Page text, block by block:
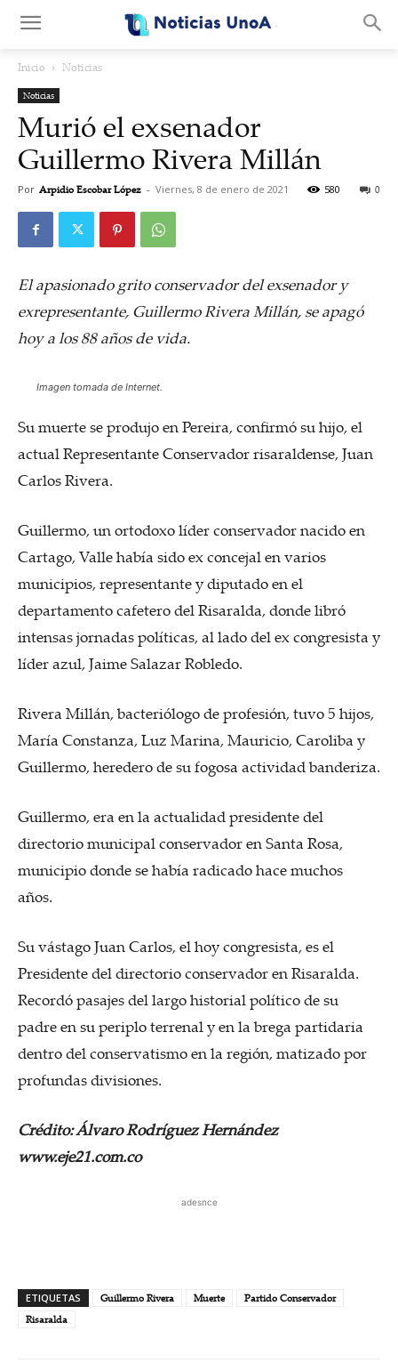
Inicio Noticias
Noticias
Murió el exsenador
Guillermo Rivera Millán
Por Arpidio Escobar López - Viernes, 8 de enero de 2021 0
580
El apasionado grito conservador del exsenador y
exrepresentante, Guillermo Rivera Millán, se apagó
hoy a los 88 años de vida.
Imagen tomada de Internet.
Su muerte se produjo en Pereira, confirmó su hijo, el
actual Representante Conservador risaraldense, Juan
Carlos Rivera.
Guillermo, un ortodoxo líder conservador nacido en
Cartago, Valle había sido ex concejal en varios
municipios, representante y diputado en el
departamento cafetero del Risaralda, donde libró
intensas jornadas políticas, al lado del ex congresista y
líder azul, Jaime Salazar Robledo.
Rivera Millán, bacteriólogo de profesión, tuvo 5 hijos,
María Constanza, Luz Marina, Mauricio, Caroliba y
Guillermo, heredero de su fogosa actividad banderiza.
Guillermo, era en la actualidad presidente del
directorio municipal conservador en Santa Rosa,
municipio donde se había radicado hace muchos
años.
Su vástago Juan Carlos, el hoy congresista, es el
Presidente del directorio conservador en Risaralda.
Recordó pasajes del largo historial político de su
padre en su periplo terrenal y en la brega partidaria
dentro del conservatismo en la región, matizado por
profundas divisiones.
Crédito: Álvaro Rodríguez Hernández
www.eje21.com.co
adesnce
ETIQUETAS Guillermo Rivera Muerte
Partido Conservador
Risaralda